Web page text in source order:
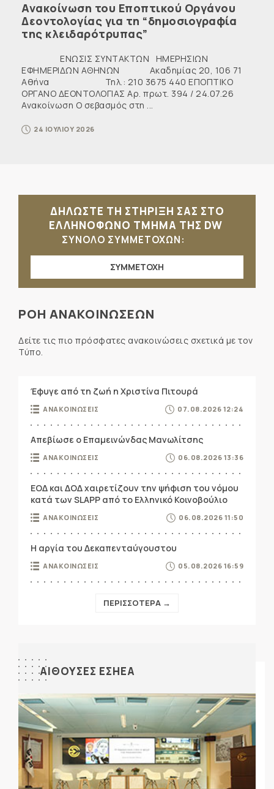
Ανακοίνωση του Εποπτικού Οργάνου
Δεοντολογίας για τη “δημοσιογραφία
της κλειδαρότρυπας”
ΕΝΩΣΙΣ ΣΥΝΤΑΚΤΩΝ ΗΜΕΡΗΣΙΩΝ
ΕΦΗΜΕΡΙΔΩΝ ΑΘΗΝΩΝ Ακαδημίας 20, 106 71
Αθήνα Τηλ.: 210 3675 440 ΕΠΟΠΤΙΚΟ
ΟΡΓΑΝΟ ΔΕΟΝΤΟΛΟΓΙΑΣ Αρ. πρωτ. 394 / 24.07.26
Ανακοίνωση Ο σεβασμός στη ...
24 ΙΟΥΛΙΟΥ 2026
ΔΗΛΩΣΤΕ ΤΗ ΣΤΗΡΙΞΗ ΣΑΣ ΣΤΟ
ΕΛΛΗΝΟΦΩΝΟ ΤΜΗΜΑ ΤΗΣ DW
ΣΥΝΟΛΟ ΣΥΜΜΕΤΟΧΩΝ:
ΣΥΜΜΕΤΟΧΗ
ΡΟΗ ΑΝΑΚΟΙΝΩΣΕΩΝ
Δείτε τις πιο πρόσφατες ανακοινώσεις σχετικά με τον
Τύπο.
Έφυγε από τη ζωή η Χριστίνα Πιτουρά
ΑΝΑΚΟΙΝΩΣΕΙΣ 07.08.2026 12:24
Απεβίωσε ο Επαμεινώνδας Μανωλίτσης
ΑΝΑΚΟΙΝΩΣΕΙΣ 06.08.2026 13:36
ΕΟΔ και ΔΟΔ χαιρετίζουν την ψήφιση του νόμου
κατά των SLAPP από το Ελληνικό Κοινοβούλιο
ΑΝΑΚΟΙΝΩΣΕΙΣ 06.08.2026 11:50
Η αργία του Δεκαπενταύγουστου
ΑΝΑΚΟΙΝΩΣΕΙΣ 05.08.2026 16:59
ΠΕΡΙΣΣΟΤΕΡΑ →
ΑΙΘΟΥΣΕΣ ΕΣΗΕΑ